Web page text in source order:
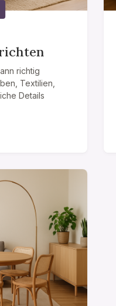
richtig
Textilien,
Details